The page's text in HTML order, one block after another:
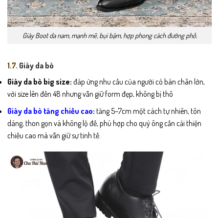
Giày Boot da nam, mạnh mẽ, bụi bặm, hợp phong cách đường phố.
1.7. Giày da bò
Giày da bò big size: đáp ứng nhu cầu của người có bàn chân lớn,
với size lên đến 48 nhưng vẫn giữ form đẹp, không bị thô
Giày da bò tăng chiều cao: tăng 5–7cm một cách tự nhiên, tôn
dáng, thon gọn và không lộ đế, phù hợp cho quý ông cần cải thiện
chiều cao mà vẫn giữ sự tinh tế.